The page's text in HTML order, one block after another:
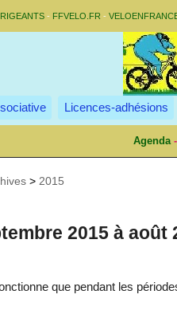
- FFVELO.FR -
Licences-adhésions
Agenda-
> 2015
2015 à août
que pendant les